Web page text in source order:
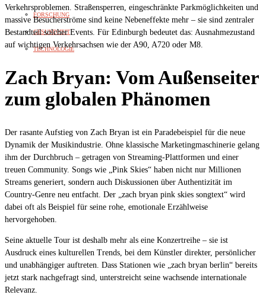
FORSCHUNG
GESUNDHEIT
TECHNOLOGIE
Verkehrsproblemen. Straßensperren, eingeschränkte Parkmöglichkeiten und
massive Besucherströme sind keine Nebeneffekte mehr – sie sind zentraler
Bestandteil solcher Events. Für Edinburgh bedeutet das: Ausnahmezustand
auf wichtigen Verkehrsachsen wie der A90, A720 oder M8.
Zach Bryan: Vom Außenseiter
zum globalen Phänomen
Der rasante Aufstieg von Zach Bryan ist ein Paradebeispiel für die neue
Dynamik der Musikindustrie. Ohne klassische Marketingmaschinerie gelang
ihm der Durchbruch – getragen von Streaming-Plattformen und einer
treuen Community. Songs wie „Pink Skies“ haben nicht nur Millionen
Streams generiert, sondern auch Diskussionen über Authentizität im
Country-Genre neu entfacht. Der „zach bryan pink skies songtext“ wird
dabei oft als Beispiel für seine rohe, emotionale Erzählweise
hervorgehoben.
Seine aktuelle Tour ist deshalb mehr als eine Konzertreihe – sie ist
Ausdruck eines kulturellen Trends, bei dem Künstler direkter, persönlicher
und unabhängiger auftreten. Dass Stationen wie „zach bryan berlin“ bereits
jetzt stark nachgefragt sind, unterstreicht seine wachsende internationale
Relevanz.